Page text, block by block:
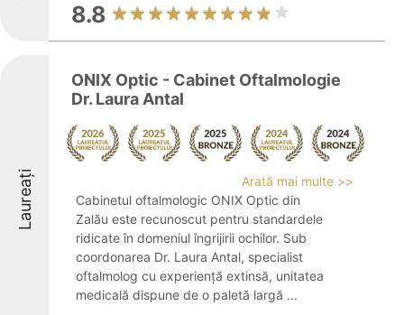
8.8
Laureați
ONIX Optic - Cabinet Oftalmologie
Dr. Laura Antal
Arată mai multe >>
Cabinetul oftalmologic ONIX Optic din
Zalău este recunoscut pentru standardele
ridicate în domeniul îngrijirii ochilor. Sub
coordonarea Dr. Laura Antal, specialist
oftalmolog cu experiență extinsă, unitatea
medicală dispune de o paletă largă ...